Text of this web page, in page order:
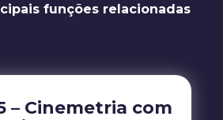
funções relacionadas
– Cinemetria com